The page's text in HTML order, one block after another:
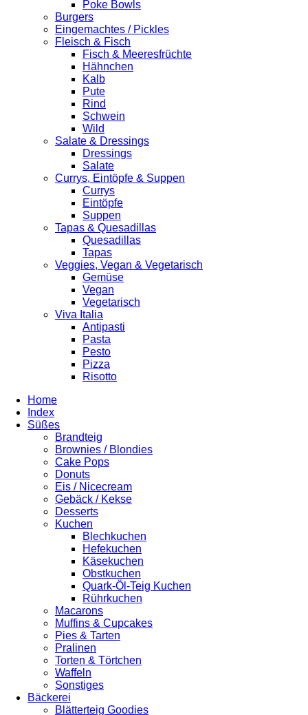
Poke Bowls
Burgers
Eingemachtes / Pickles
Fleisch & Fisch
Fisch & Meeresfrüchte
Hähnchen
Kalb
Pute
Rind
Schwein
Wild
Salate & Dressings
Dressings
Salate
Currys, Eintöpfe & Suppen
Currys
Eintöpfe
Suppen
Tapas & Quesadillas
Quesadillas
Tapas
Veggies, Vegan & Vegetarisch
Gemüse
Vegan
Vegetarisch
Viva Italia
Antipasti
Pasta
Pesto
Pizza
Risotto
Home
Index
Süßes
Brandteig
Brownies / Blondies
Cake Pops
Donuts
Eis / Nicecream
Gebäck / Kekse
Desserts
Kuchen
Blechkuchen
Hefekuchen
Käsekuchen
Obstkuchen
Quark-Öl-Teig Kuchen
Rührkuchen
Macarons
Muffins & Cupcakes
Pies & Tarten
Pralinen
Torten & Törtchen
Waffeln
Sonstiges
Bäckerei
Blätterteig Goodies